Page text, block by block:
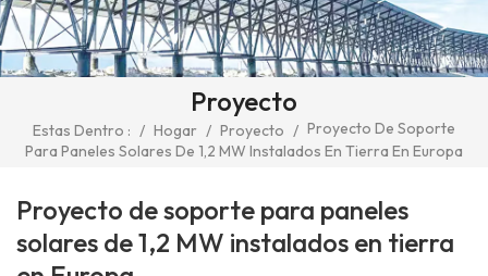
Proyecto
Estas Dentro : / Hogar / Proyecto / Proyecto De Soporte
Para Paneles Solares De 1,2 MW Instalados En Tierra En Europa
Proyecto de soporte para paneles
solares de 1,2 MW instalados en tierra